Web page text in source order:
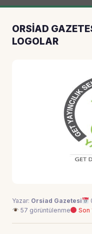
ORSİAD
LOGOLAR
Yazar: Orsiad Gazetesi
57 görüntülenme
Son